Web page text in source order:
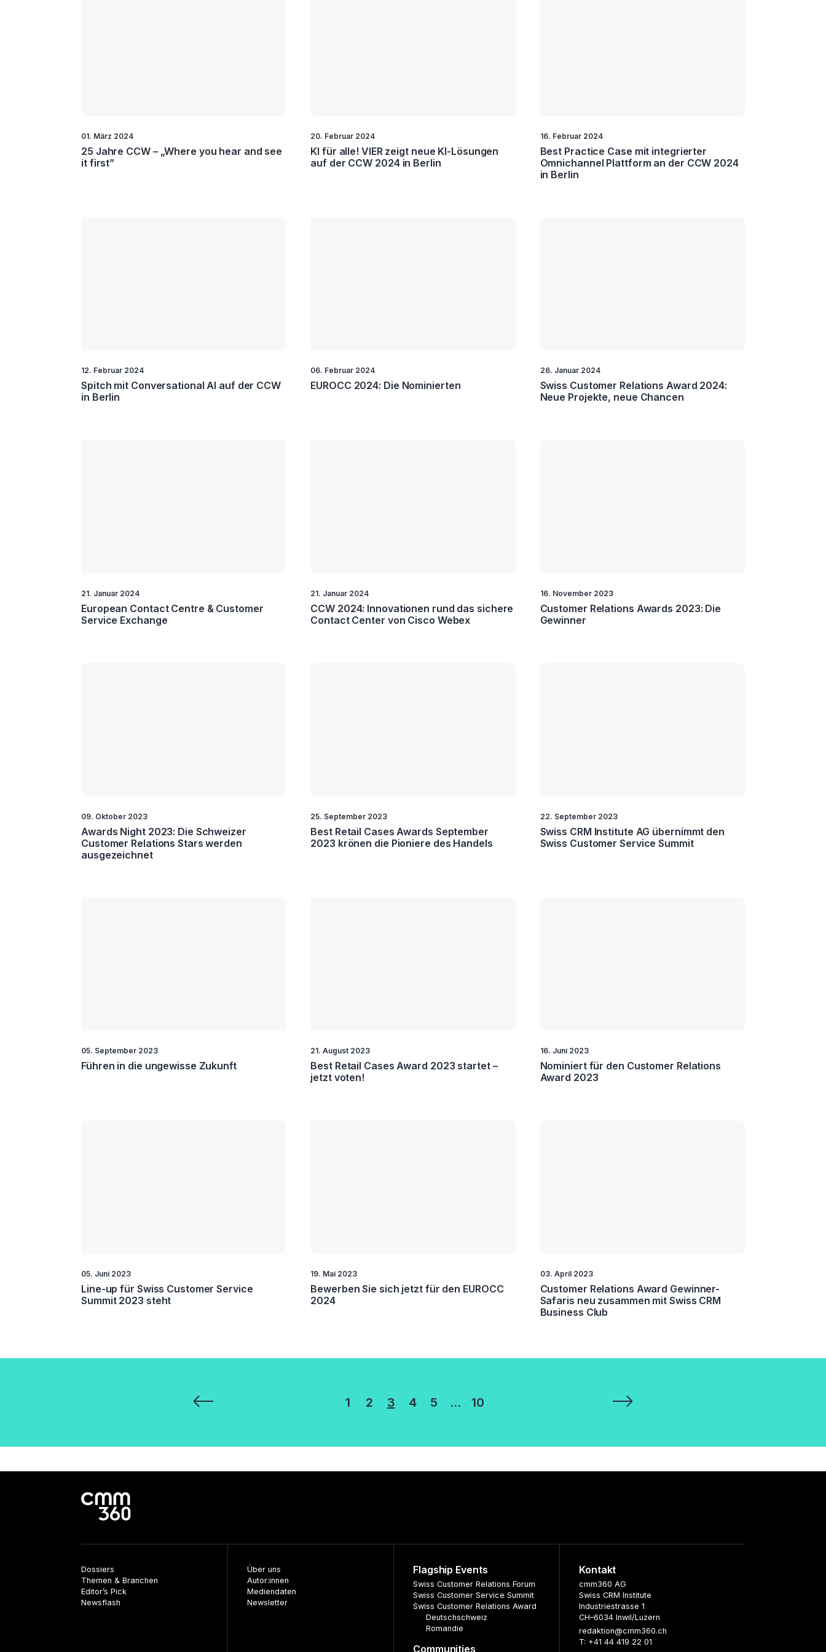
01. März 2024
25 Jahre CCW – „Where you hear and see
it first”
20. Februar 2024
KI für alle! VIER zeigt neue KI-Lösungen
auf der CCW 2024 in Berlin
16. Februar 2024
Best Practice Case mit integrierter
Omnichannel Plattform an der CCW 2024
in Berlin
12. Februar 2024
Spitch mit Conversational AI auf der CCW
in Berlin
06. Februar 2024
EUROCC 2024: Die Nominierten
26. Januar 2024
Swiss Customer Relations Award 2024:
Neue Projekte, neue Chancen
21. Januar 2024
European Contact Centre & Customer
Service Exchange
21. Januar 2024
CCW 2024: Innovationen rund das sichere
Contact Center von Cisco Webex
16. November 2023
Customer Relations Awards 2023: Die
Gewinner
09. Oktober 2023
Awards Night 2023: Die Schweizer
Customer Relations Stars werden
ausgezeichnet
25. September 2023
Best Retail Cases Awards September
2023 krönen die Pioniere des Handels
22. September 2023
Swiss CRM Institute AG übernimmt den
Swiss Customer Service Summit
05. September 2023
Führen in die ungewisse Zukunft
21. August 2023
Best Retail Cases Award 2023 startet –
jetzt voten!
16. Juni 2023
Nominiert für den Customer Relations
Award 2023
05. Juni 2023
Line-up für Swiss Customer Service
Summit 2023 steht
19. Mai 2023
Bewerben Sie sich jetzt für den EUROCC
2024
03. April 2023
Customer Relations Award Gewinner-
Safaris neu zusammen mit Swiss CRM
Business Club
Seitennummerierung
1 2 3 4 5 … 10
Dossiers
Themen & Branchen
Editor’s Pick
Newsflash
Über uns
Autor:innen
Mediendaten
Newsletter
Flagship Events
Swiss Customer Relations Forum
Swiss Customer Service Summit
Swiss Customer Relations Award
Deutschschweiz
Romandie
Communities
Kontakt
cmm360 AG
Swiss CRM Institute
Industriestrasse 1
CH–6034 Inwil/Luzern
redaktion@cmm360.ch
T: +41 44 419 22 01